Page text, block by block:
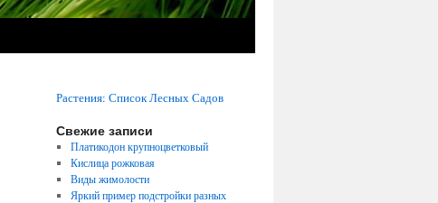
Растения: Список Лесных Садов
Свежие записи
Платикодон крупноцветковый
Кислица рожковая
Виды жимолости
Яркий пример подстройки разных